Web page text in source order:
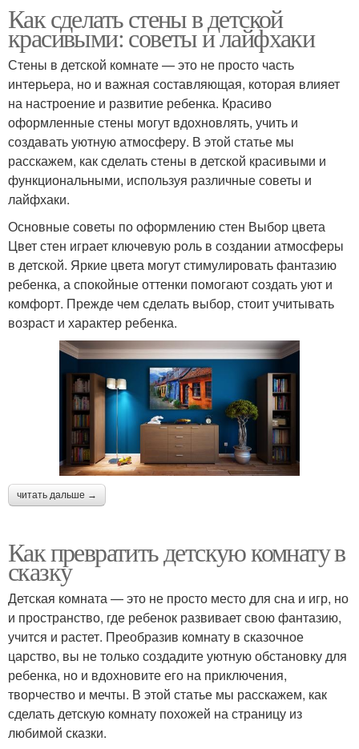
Как сделать стены в детской
красивыми: советы и лайфхаки
Стены в детской комнате — это не просто часть
интерьера, но и важная составляющая, которая влияет
на настроение и развитие ребенка. Красиво
оформленные стены могут вдохновлять, учить и
создавать уютную атмосферу. В этой статье мы
расскажем, как сделать стены в детской красивыми и
функциональными, используя различные советы и
лайфхаки.
Основные советы по оформлению стен Выбор цвета
Цвет стен играет ключевую роль в создании атмосферы
в детской. Яркие цвета могут стимулировать фантазию
ребенка, а спокойные оттенки помогают создать уют и
комфорт. Прежде чем сделать выбор, стоит учитывать
возраст и характер ребенка.
читать дальше →
Как превратить детскую комнату в
сказку
Детская комната — это не просто место для сна и игр, но
и пространство, где ребенок развивает свою фантазию,
учится и растет. Преобразив комнату в сказочное
царство, вы не только создадите уютную обстановку для
ребенка, но и вдохновите его на приключения,
творчество и мечты. В этой статье мы расскажем, как
сделать детскую комнату похожей на страницу из
любимой сказки.